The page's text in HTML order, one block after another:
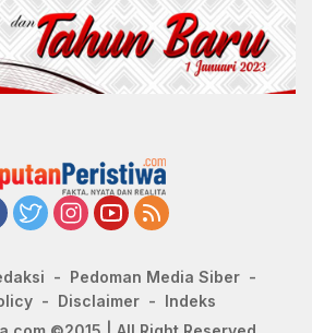
Pedoman Media Siber
Disclaimer
Indeks